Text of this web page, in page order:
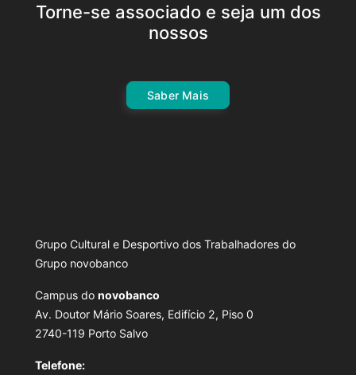
Torne-se associado e seja um dos
nossos
Saber Mais
Grupo Cultural e Desportivo dos Trabalhadores do
Grupo novobanco
Campus do novobanco
Av. Doutor Mário Soares, Edifício 2, Piso 0
2740-119 Porto Salvo
Telefone: